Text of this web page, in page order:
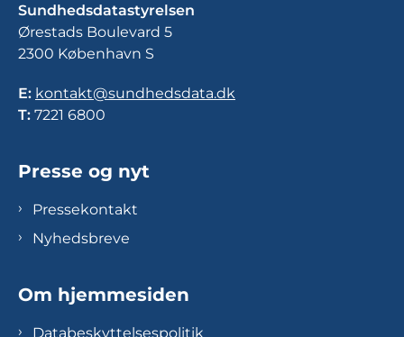
Sundhedsdatastyrelsen
Ørestads Boulevard 5
2300 København S
E: kontakt@sundhedsdata.dk
T: 7221 6800
Presse og nyt
Pressekontakt
Nyhedsbreve
Om hjemmesiden
Databeskyttelsespolitik